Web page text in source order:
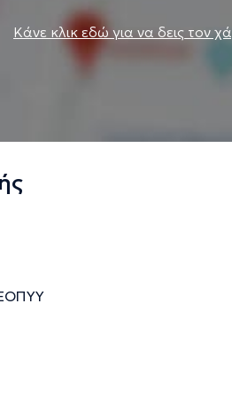
Κάνε κλικ εδώ για να δεις τον